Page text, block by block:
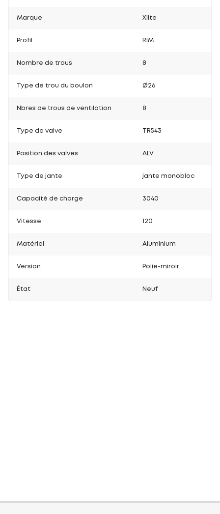
Marque Xlite
Profil RIM
Nombre de trous 8
Type de trou du boulon Ø26
Nbres de trous de ventilation 8
Type de valve TR543
Position des valves ALV
Type de jante jante monobloc
Capacité de charge 3040
Vitesse 120
Matériel Aluminium
Version Polie-miroir
État Neuf